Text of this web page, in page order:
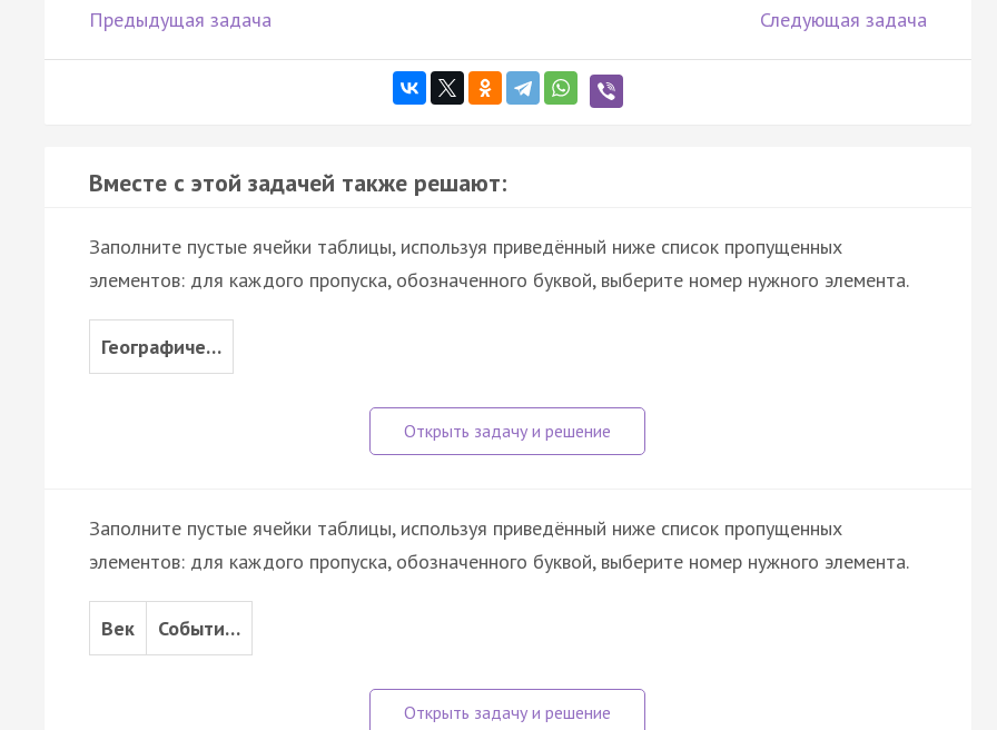
Предыдущая задача Следующая задача
Вместе с этой задачей также решают:
Заполните пустые ячейки таблицы, используя приведённый ниже список пропущенных
элементов: для каждого пропуска, обозначенного буквой, выберите номер нужного элемента.
Географиче…
Заполните пустые ячейки таблицы, используя приведённый ниже список пропущенных
элементов: для каждого пропуска, обозначенного буквой, выберите номер нужного элемента.
Век Событи…